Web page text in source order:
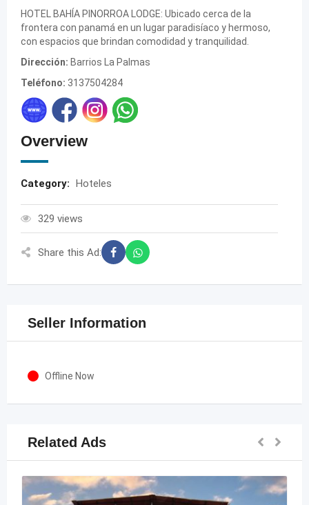
HOTEL BAHÍA PINORROA LODGE: Ubicado cerca de la
frontera con panamá en un lugar paradisíaco y hermoso,
con espacios que brindan comodidad y tranquilidad.
Dirección: Barrios La Palmas
Teléfono: 3137504284
Overview
Category: Hoteles
329 views
Share this Ad:
Seller Information
Offline Now
Related Ads